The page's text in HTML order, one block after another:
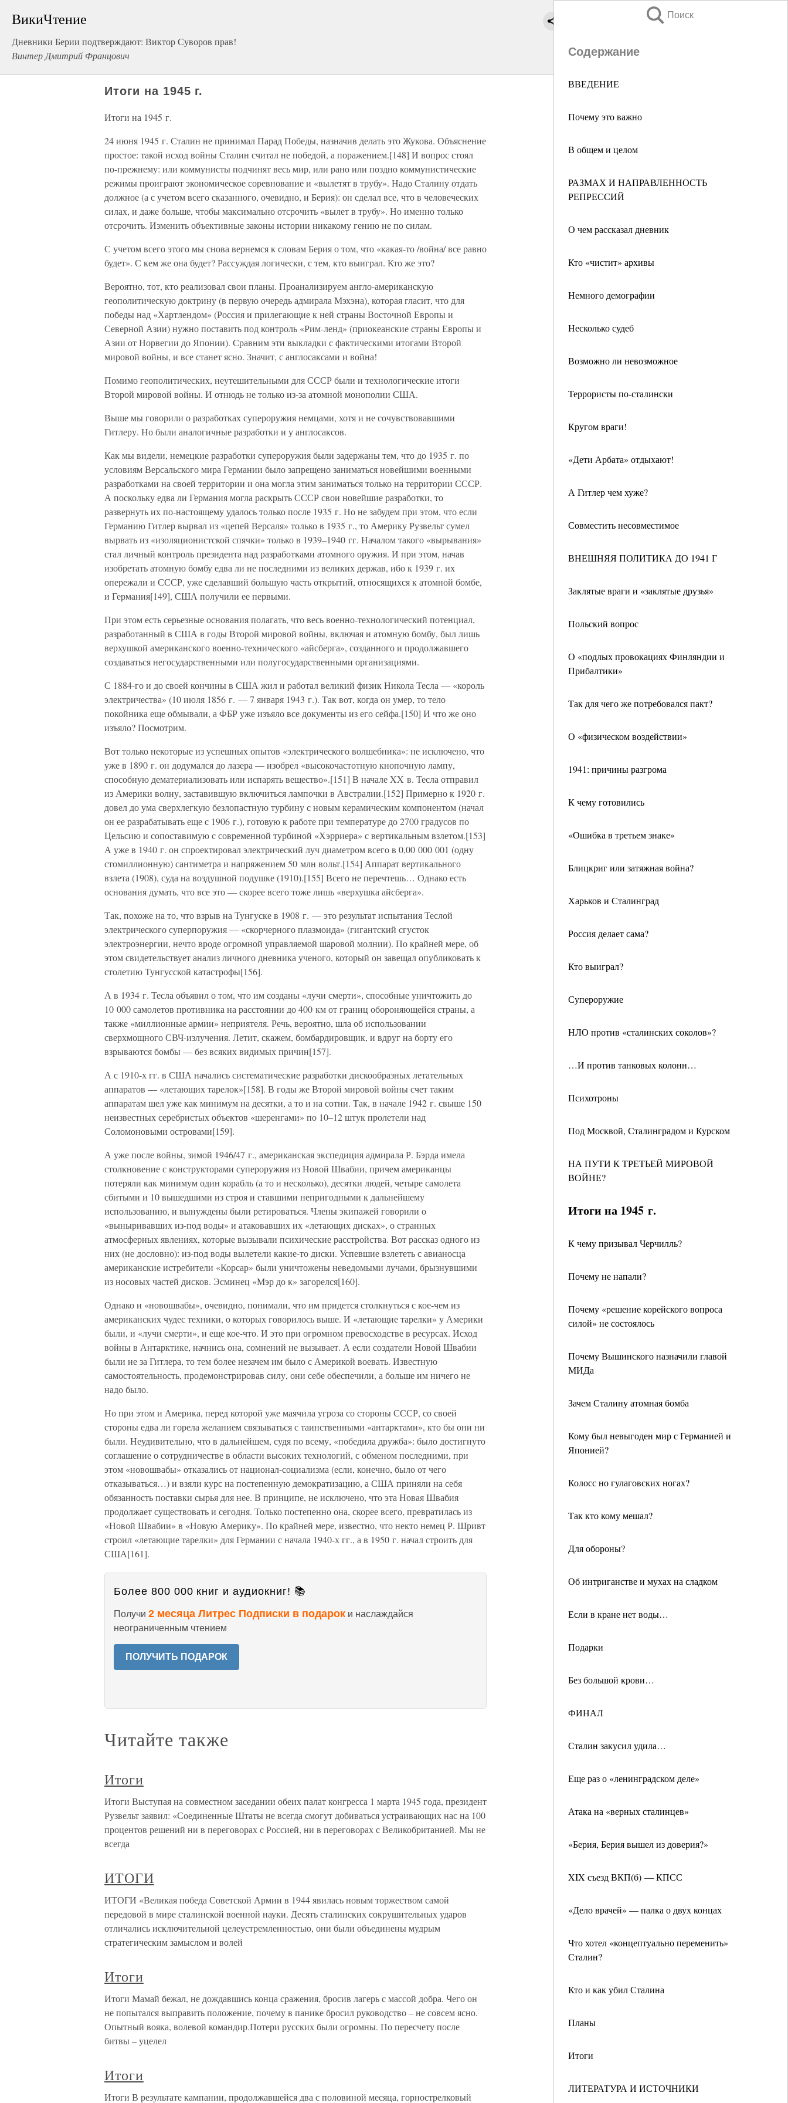
ВикиЧтение
Дневники Берии подтверждают: Виктор Суворов прав!
Винтер Дмитрий Францович
Поиск
Содержание
ВВЕДЕНИЕ
Почему это важно
В общем и целом
РАЗМАХ И НАПРАВЛЕННОСТЬ
РЕПРЕССИЙ
О чем рассказал дневник
Кто «чистит» архивы
Немного демографии
Несколько судеб
Возможно ли невозможное
Террористы по-сталински
Кругом враги!
«Дети Арбата» отдыхают!
А Гитлер чем хуже?
Совместить несовместимое
ВНЕШНЯЯ ПОЛИТИКА ДО 1941 Г
Заклятые враги и «заклятые друзья»
Польский вопрос
О «подлых провокациях Финляндии и
Прибалтики»
Так для чего же потребовался пакт?
О «физическом воздействии»
1941: причины разгрома
К чему готовились
«Ошибка в третьем знаке»
Блицкриг или затяжная война?
Харьков и Сталинград
Россия делает сама?
Кто выиграл?
Супероружие
НЛО против «сталинских соколов»?
…И против танковых колонн…
Психотроны
Под Москвой, Сталинградом и Курском
НА ПУТИ К ТРЕТЬЕЙ МИРОВОЙ
ВОЙНЕ?
Итоги на 1945 г.
К чему призывал Черчилль?
Почему не напали?
Почему «решение корейского вопроса
силой» не состоялось
Почему Вышинского назначили главой
МИДа
Зачем Сталину атомная бомба
Кому был невыгоден мир с Германией и
Японией?
Колосс но гулаговских ногах?
Так кто кому мешал?
Для обороны?
Об интриганстве и мухах на сладком
Если в кране нет воды…
Подарки
Без большой крови…
ФИНАЛ
Сталин закусил удила…
Еще раз о «ленинградском деле»
Атака на «верных сталинцев»
«Берия, Берия вышел из доверия?»
XIX съезд ВКП(б) — КПСС
«Дело врачей» — палка о двух концах
Что хотел «концептуально переменить»
Сталин?
Кто и как убил Сталина
Планы
Итоги
ЛИТЕРАТУРА И ИСТОЧНИКИ
Итоги на 1945 г.
Итоги на 1945 г.
24 июня 1945 г. Сталин не принимал Парад Победы, назначив делать это Жукова. Объяснение
простое: такой исход войны Сталин считал не победой, а поражением.[148] И вопрос стоял
по-прежнему: или коммунисты подчинят весь мир, или рано или поздно коммунистические
режимы проиграют экономическое соревнование и «вылетят в трубу». Надо Сталину отдать
должное (а с учетом всего сказанного, очевидно, и Берия): он сделал все, что в человеческих
силах, и даже больше, чтобы максимально отсрочить «вылет в трубу». Но именно только
отсрочить. Изменить объективные законы истории никакому гению не по силам.
С учетом всего этого мы снова вернемся к словам Берия о том, что «какая-то /война/ все равно
будет». С кем же она будет? Рассуждая логически, с тем, кто выиграл. Кто же это?
Вероятно, тот, кто реализовал свои планы. Проанализируем англо-американскую
геополитическую доктрину (в первую очередь адмирала Мэхэна), которая гласит, что для
победы над «Хартлендом» (Россия и прилегающие к ней страны Восточной Европы и
Северной Азии) нужно поставить под контроль «Рим-ленд» (приокеанские страны Европы и
Азии от Норвегии до Японии). Сравним эти выкладки с фактическими итогами Второй
мировой войны, и все станет ясно. Значит, с англосаксами и война!
Помимо геополитических, неутешительными для СССР были и технологические итоги
Второй мировой войны. И отнюдь не только из-за атомной монополии США.
Выше мы говорили о разработках супероружия немцами, хотя и не сочувствовавшими
Гитлеру. Но были аналогичные разработки и у англосаксов.
Как мы видели, немецкие разработки супероружия были задержаны тем, что до 1935 г. по
условиям Версальского мира Германии было запрещено заниматься новейшими военными
разработками на своей территории и она могла этим заниматься только на территории СССР.
А поскольку едва ли Германия могла раскрыть СССР свои новейшие разработки, то
развернуть их по-настоящему удалось только после 1935 г. Но не забудем при этом, что если
Германию Гитлер вырвал из «цепей Версаля» только в 1935 г., то Америку Рузвельт сумел
вырвать из «изоляционистской спячки» только в 1939–1940 гг. Началом такого «вырывания»
стал личный контроль президента над разработками атомного оружия. И при этом, начав
изобретать атомную бомбу едва ли не последними из великих держав, ибо к 1939 г. их
опережали и СССР, уже сделавший большую часть открытий, относящихся к атомной бомбе,
и Германия[149], США получили ее первыми.
При этом есть серьезные основания полагать, что весь военно-технологический потенциал,
разработанный в США в годы Второй мировой войны, включая и атомную бомбу, был лишь
верхушкой американского военно-технического «айсберга», созданного и продолжавшего
создаваться негосударственными или полугосударственными организациями.
С 1884-го и до своей кончины в США жил и работал великий физик Никола Тесла — «король
электричества» (10 июля 1856 г. — 7 января 1943 г.). Так вот, когда он умер, то тело
покойника еще обмывали, а ФБР уже изъяло все документы из его сейфа.[150] И что же оно
изъяло? Посмотрим.
Вот только некоторые из успешных опытов «электрического волшебника»: не исключено, что
уже в 1890 г. он додумался до лазера — изобрел «высокочастотную кнопочную лампу,
способную дематериализовать или испарять вещество».[151] В начале XX в. Тесла отправил
из Америки волну, заставившую включиться лампочки в Австралии.[152] Примерно к 1920 г.
довел до ума сверхлегкую безлопастную турбину с новым керамическим компонентом (начал
он ее разрабатывать еще с 1906 г.), готовую к работе при температуре до 2700 градусов по
Цельсию и сопоставимую с современной турбиной «Хэрриера» с вертикальным взлетом.[153]
А уже в 1940 г. он спроектировал электрический луч диаметром всего в 0,00 000 001 (одну
стомиллионную) сантиметра и напряжением 50 млн вольт.[154] Аппарат вертикального
взлета (1908), суда на воздушной подушке (1910).[155] Всего не перечтешь… Однако есть
основания думать, что все это — скорее всего тоже лишь «верхушка айсберга».
Так, похоже на то, что взрыв на Тунгуске в 1908 г. — это результат испытания Теслой
электрического суперпоружия — «скорчерного плазмоида» (гигантский сгусток
электроэнергии, нечто вроде огромной управляемой шаровой молнии). По крайней мере, об
этом свидетельствует анализ личного дневника ученого, который он завещал опубликовать к
столетию Тунгусской катастрофы[156].
А в 1934 г. Тесла объявил о том, что им созданы «лучи смерти», способные уничтожить до
10 000 самолетов противника на расстоянии до 400 км от границ обороняющейся страны, а
также «миллионные армии» неприятеля. Речь, вероятно, шла об использовании
сверхмощного СВЧ-излучения. Летит, скажем, бомбардировщик, и вдруг на борту его
взрываются бомбы — без всяких видимых причин[157].
А с 1910-х гг. в США начались систематические разработки дискообразных летательных
аппаратов — «летающих тарелок»[158]. В годы же Второй мировой войны счет таким
аппаратам шел уже как минимум на десятки, а то и на сотни. Так, в начале 1942 г. свыше 150
неизвестных серебристых объектов «шеренгами» по 10–12 штук пролетели над
Соломоновыми островами[159].
А уже после войны, зимой 1946/47 г., американская экспедиция адмирала Р. Бэрда имела
столкновение с конструкторами супероружия из Новой Швабии, причем американцы
потеряли как минимум один корабль (а то и несколько), десятки людей, четыре самолета
сбитыми и 10 вышедшими из строя и ставшими непригодными к дальнейшему
использованию, и вынуждены были ретироваться. Члены экипажей говорили о
«выныривавших из-под воды» и атаковавших их «летающих дисках», о странных
атмосферных явлениях, которые вызывали психические расстройства. Вот рассказ одного из
них (не дословно): из-под воды вылетели какие-то диски. Успевшие взлететь с авианосца
американские истребители «Корсар» были уничтожены неведомыми лучами, брызнувшими
из носовых частей дисков. Эсминец «Мэр до к» загорелся[160].
Однако и «новошвабы», очевидно, понимали, что им придется столкнуться с кое-чем из
американских чудес техники, о которых говорилось выше. И «летающие тарелки» у Америки
были, и «лучи смерти», и еще кое-что. И это при огромном превосходстве в ресурсах. Исход
войны в Антарктике, начнись она, сомнений не вызывает. А если создатели Новой Швабии
были не за Гитлера, то тем более незачем им было с Америкой воевать. Известную
самостоятельность, продемонстрировав силу, они себе обеспечили, а больше им ничего не
надо было.
Но при этом и Америка, перед которой уже маячила угроза со стороны СССР, со своей
стороны едва ли горела желанием связываться с таинственными «антарктами», кто бы они ни
были. Неудивительно, что в дальнейшем, судя по всему, «победила дружба»: было достигнуто
соглашение о сотрудничестве в области высоких технологий, с обменом последними, при
этом «новошвабы» отказались от национал-социализма (если, конечно, было от чего
отказываться…) и взяли курс на постепенную демократизацию, а США приняли на себя
обязанность поставки сырья для нее. В принципе, не исключено, что эта Новая Швабия
продолжает существовать и сегодня. Только постепенно она, скорее всего, превратилась из
«Новой Швабии» в «Новую Америку». По крайней мере, известно, что некто немец Р. Шривт
строил «летающие тарелки» для Германии с начала 1940-х гг., а в 1950 г. начал строить для
США[161].
Более 800 000 книг и аудиокниг! 📚
Получи 2 месяца Литрес Подписки в подарок и наслаждайся
неограниченным чтением
ПОЛУЧИТЬ ПОДАРОК
Читайте также
Итоги
Итоги Выступая на совместном заседании обеих палат конгресса 1 марта 1945 года, президент
Рузвельт заявил: «Соединенные Штаты не всегда смогут добиваться устраивающих нас на 100
процентов решений ни в переговорах с Россией, ни в переговорах с Великобританией. Мы не
всегда
ИТОГИ
ИТОГИ «Великая победа Советской Армии в 1944 явилась новым торжеством самой
передовой в мире сталинской военной науки. Десять сталинских сокрушительных ударов
отличались исключительной целеустремленностью, они были объединены мудрым
стратегическим замыслом и волей
Итоги
Итоги Мамай бежал, не дождавшись конца сражения, бросив лагерь с массой добра. Чего он
не попытался выправить положение, почему в панике бросил руководство – не совсем ясно.
Опытный вояка, волевой командир.Потери русских были огромны. По пересчету после
битвы – уцелел
Итоги
Итоги В результате кампании, продолжавшейся два с половиной месяца, горнострелковый